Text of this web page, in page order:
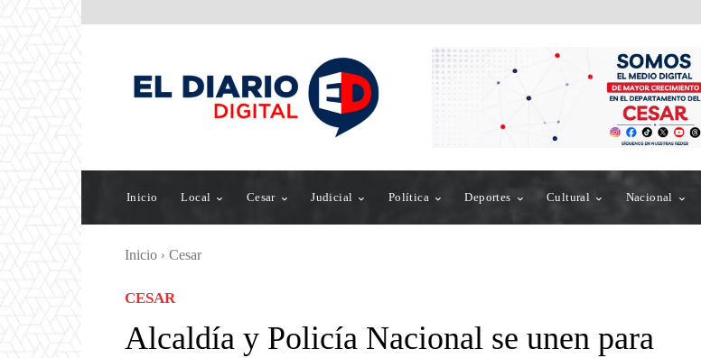
Inicio Local Cesar Judicial Política Deportes Cultural Nacional
Inicio Cesar
CESAR
Alcaldía y Policía Nacional se unen para